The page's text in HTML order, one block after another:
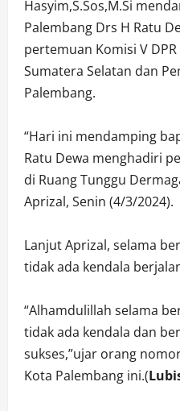
Hasyim,S.Sos,M.Si
Palembang Drs H Ratu
pertemuan Komisi V
Sumatera Selatan dan
Palembang.
“Hari ini mendamping
Ratu Dewa menghadiri
di Ruang Tunggu
Aprizal, Senin (4/3/2024).
Lanjut Aprizal, selama
tidak ada kendala
“Alhamdulillah selama
tidak ada kendala dan
sukses,”ujar orang
Kota Palembang ini.(